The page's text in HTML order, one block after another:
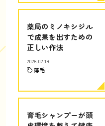
薬局のミノキシジル
で成果を出すための
正しい作法
2026.02.19
薄毛
育毛シャンプーが頭